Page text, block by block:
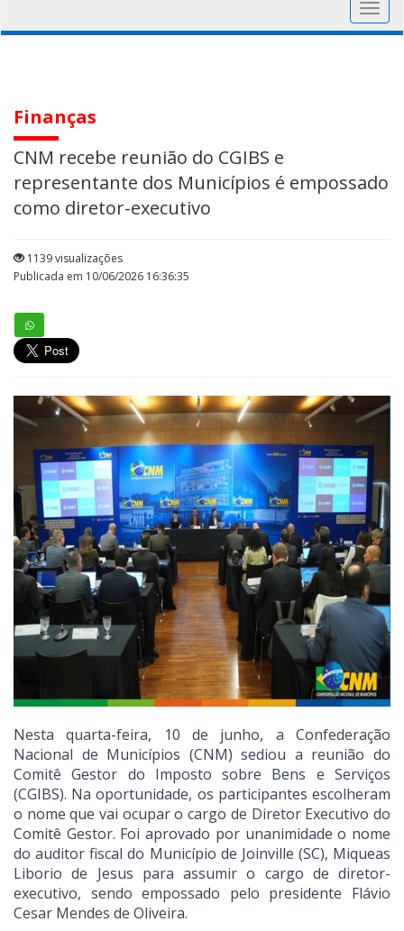
Finanças
CNM recebe reunião do CGIBS e
representante dos Municípios é empossado
como diretor-executivo
1139 visualizações
Publicada em 10/06/2026 16:36:35
Nesta quarta-feira, 10 de junho, a Confederação
Nacional de Municípios (CNM) sediou a reunião do
Comitê Gestor do Imposto sobre Bens e Serviços
(CGIBS). Na oportunidade, os participantes escolheram
o nome que vai ocupar o cargo de Diretor Executivo do
Comitê Gestor. Foi aprovado por unanimidade o nome
do auditor fiscal do Município de Joinville (SC), Miqueas
Liborio de Jesus para assumir o cargo de diretor-
executivo, sendo empossado pelo presidente Flávio
Cesar Mendes de Oliveira.